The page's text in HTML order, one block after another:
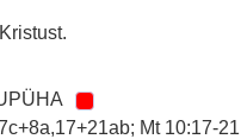
Mt 10:17-21